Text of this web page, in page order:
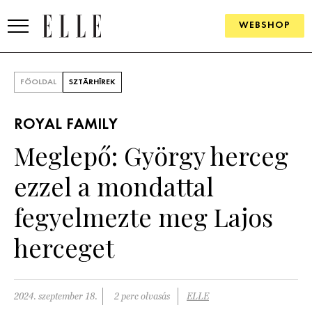
WEBSHOP
SZÉPSÉG
PSZICHÉ
PÁRKAPCSOLAT
FŐOLDAL SZTÁRHÍREK
ROYAL FAMILY
Meglepő: György herceg
ezzel a mondattal
fegyelmezte meg Lajos
herceget
2024. szeptember 18. 2 perc olvasás ELLE